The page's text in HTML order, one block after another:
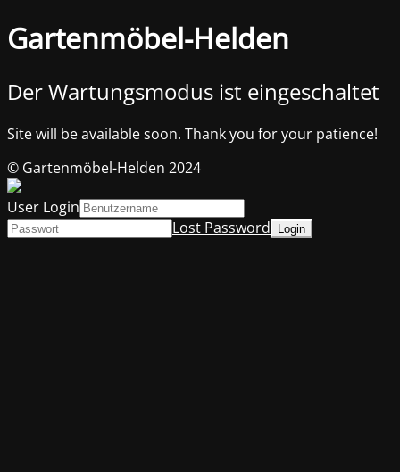
Gartenmöbel-Helden
Der Wartungsmodus ist eingeschaltet
Site will be available soon. Thank you for your patience!
© Gartenmöbel-Helden 2024
User Login
Lost Password